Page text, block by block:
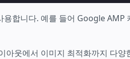
합니다. 예를 들어 Google AMP
웃에서 이미지 최적화까지 다양